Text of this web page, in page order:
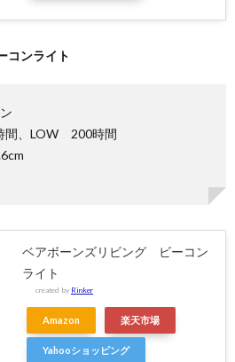
コンライト
間、LOW 200時間
ベアボーンズリビング ビーコン
ライト
created by Rinker
Amazon 楽天市場
Yahooショッピング